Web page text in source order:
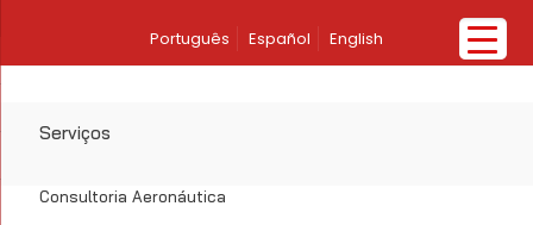
Português Español English
Serviços
Consultoria Aeronáutica